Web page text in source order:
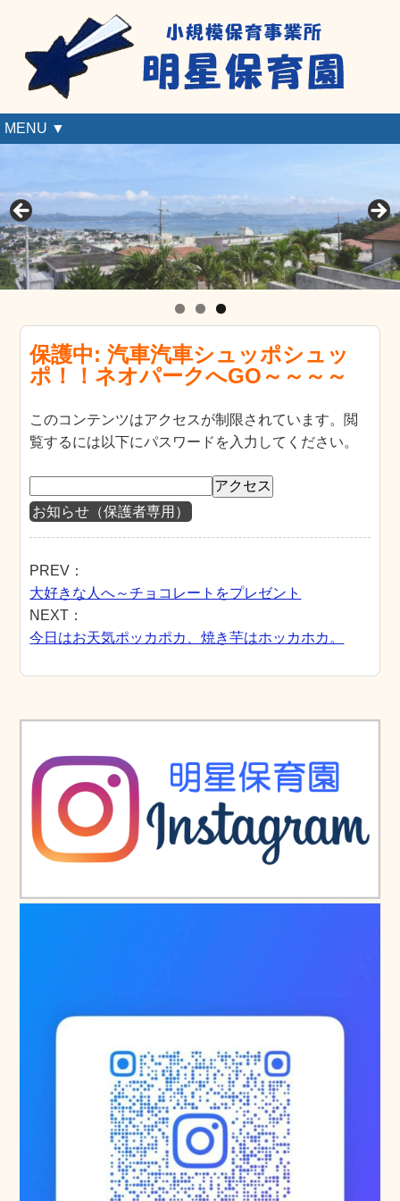
MENU ▼
保護中: 汽車汽車シュッポシュッ
ポ！！ネオパークへGO～～～～
このコンテンツはアクセスが制限されています。閲
覧するには以下にパスワードを入力してください。
お知らせ（保護者専用）
PREV：
大好きな人へ～チョコレートをプレゼント
NEXT：
今日はお天気ポッカポカ、焼き芋はホッカホカ。